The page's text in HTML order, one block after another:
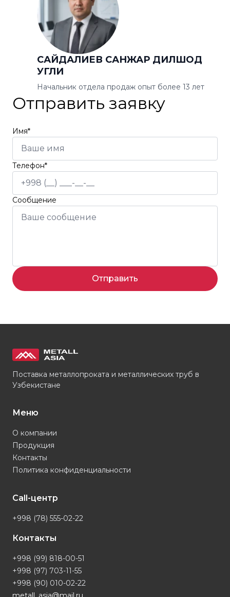
САЙДАЛИЕВ САНЖАР ДИЛШОД
УГЛИ
Начальник отдела продаж опыт более 13 лет
Отправить заявку
Имя*
Телефон*
Сообщение
Отправить
Поставка металлопроката и металлических труб в
Узбекистане
Меню
О компании
Продукция
Контакты
Политика конфиденциальности
Call-центр
+998 (78) 555-02-22
Контакты
+998 (99) 818-00-51
+998 (97) 703-11-55
+998 (90) 010-02-22